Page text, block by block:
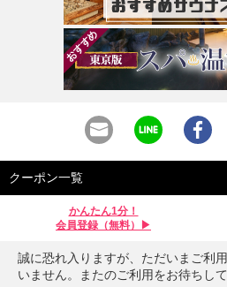
クーポン一覧
かんたん1分！
会員登録（無料）▶︎
誠に恐れ入りますが、ただいまご利
いません。またのご利用をお待ちして